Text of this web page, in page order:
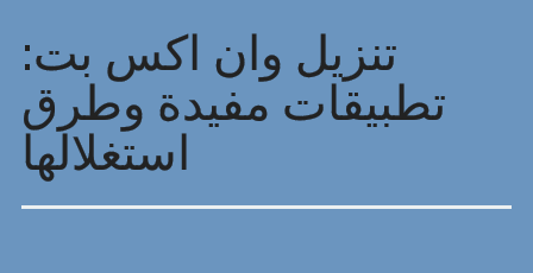
تنزيل وان اكس بت:
تطبيقات مفيدة وطرق
استغلالها